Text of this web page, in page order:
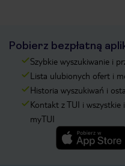
Pobierz bezpłatną
Szybkie wyszukiwanie i
Lista ulubionych ofert i
Historia wyszukiwań i
Kontakt z TUI i wszystkie
myTUI